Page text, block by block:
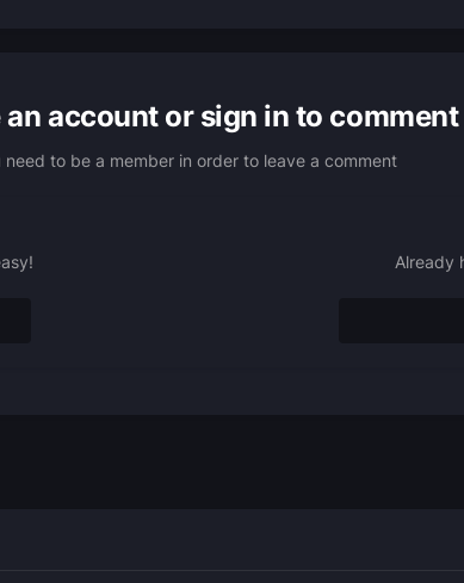
an account or sign in to comment
need to be a member in order to leave a comment
Already